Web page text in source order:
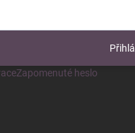
Zapomenuté heslo